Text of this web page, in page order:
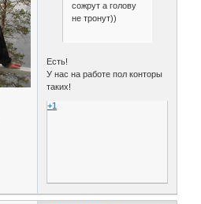
сожрут а голову
не тронут))
Есть!
У нас на работе пол конторы
таких!
+1